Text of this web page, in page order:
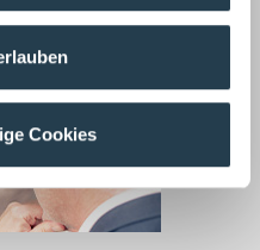
Cookies
Compliance Regeln und
fest im Blick.